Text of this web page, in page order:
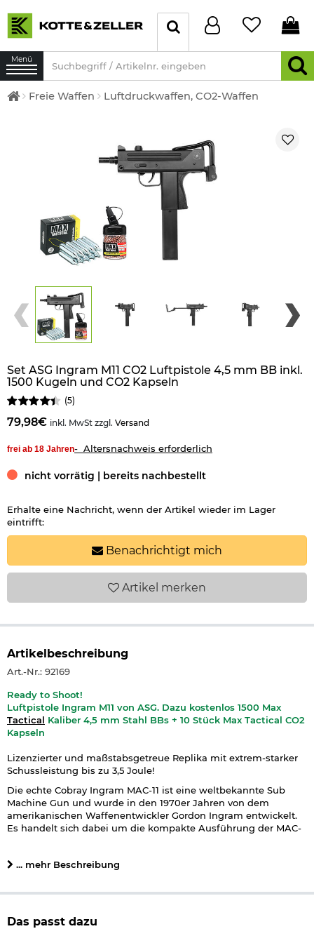
Menü
Freie Waffen Luftdruckwaffen, CO2-Waffen
Set ASG Ingram M11 CO2 Luftpistole 4,5 mm BB inkl.
1500 Kugeln und CO2 Kapseln
(5)
79,98€ inkl. MwSt zzgl. Versand
frei ab 18 Jahren- Altersnachweis erforderlich
nicht vorrätig | bereits nachbestellt
Erhalte eine Nachricht, wenn der Artikel wieder im Lager
eintrifft:
Benachrichtigt mich
Artikel merken
Artikelbeschreibung
Art.-Nr.: 92169
Ready to Shoot!
Luftpistole Ingram M11 von ASG. Dazu kostenlos 1500 Max
Tactical Kaliber 4,5 mm Stahl BBs + 10 Stück Max Tactical CO2
Kapseln
Lizenzierter und maßstabsgetreue Replika mit extrem-starker
Schussleistung bis zu 3,5 Joule!
Die echte Cobray Ingram MAC-11 ist eine weltbekannte Sub
Machine Gun und wurde in den 1970er Jahren von dem
amerikanischen Waffenentwickler Gordon Ingram entwickelt.
Es handelt sich dabei um die kompakte Ausführung der MAC-
Kooperation zwischen ASG und KWC sämtliche Original-Logos
maßstabsgetreuen Replika das CO2NBBSchusssystem mit
Beschussprotokoll).
... mehr Beschreibung
Das passt dazu